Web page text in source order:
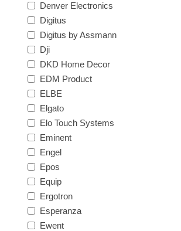
Denver Electronics
Digitus
Digitus by Assmann
Dji
DKD Home Decor
EDM Product
ELBE
Elgato
Elo Touch Systems
Eminent
Engel
Epos
Equip
Ergotron
Esperanza
Ewent